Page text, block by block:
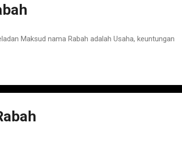
Maksud nama Rabah adalah Usaha, keuntungan